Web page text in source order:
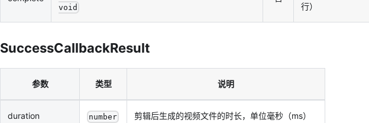
void
行）
SuccessCallbackResult
参数 类型 说明
duration number 剪辑后生成的视频文件的时长，单位毫秒（ms）